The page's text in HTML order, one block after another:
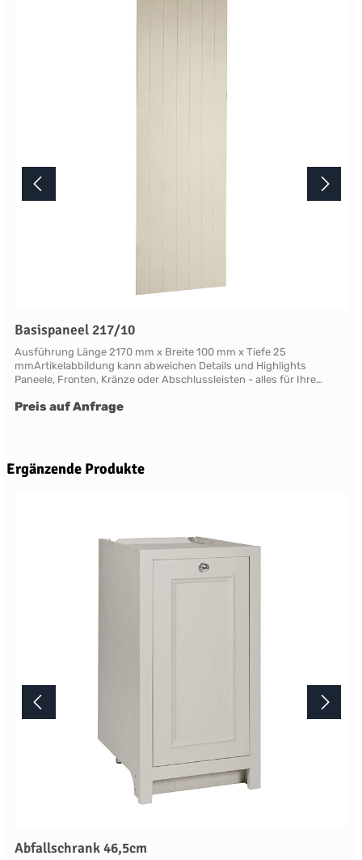
Basispaneel 217/10
Ausführung Länge 2170 mm x Breite 100 mm x Tiefe 25
mmArtikelabbildung kann abweichen Details und Highlights
Paneele, Fronten, Kränze oder Abschlussleisten - alles für Ihre
variablen Ausstattungen und DimensionenNahezu grenzenlose
dieser "handpainted" Oberflächen sind der matte Glanz und der
sichtbare feine Pinseleffekt. Die visuelle und haptische Wirkung einer
englischen Manufaktur gefertigt.Die Lieferzeit beträgt daher
mindestens acht Wochen. Mehr Informationen Bitte beachten Sie,
aufgrund der Lichtverhältnisse bei der Produktfotografie und
unterschiedlichenBildschirmeinstellungen kann es dazu kommen,
Preis auf Anfrage
Produktgalerie überspringen
Ergänzende Produkte
Abfallschrank 46,5cm